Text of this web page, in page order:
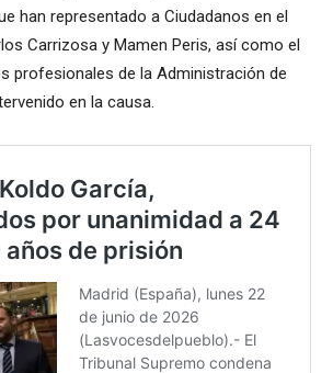
han representado a Ciudadanos en el
Carrizosa y Mamen Peris, así como el
profesionales de la Administración de
en la causa.